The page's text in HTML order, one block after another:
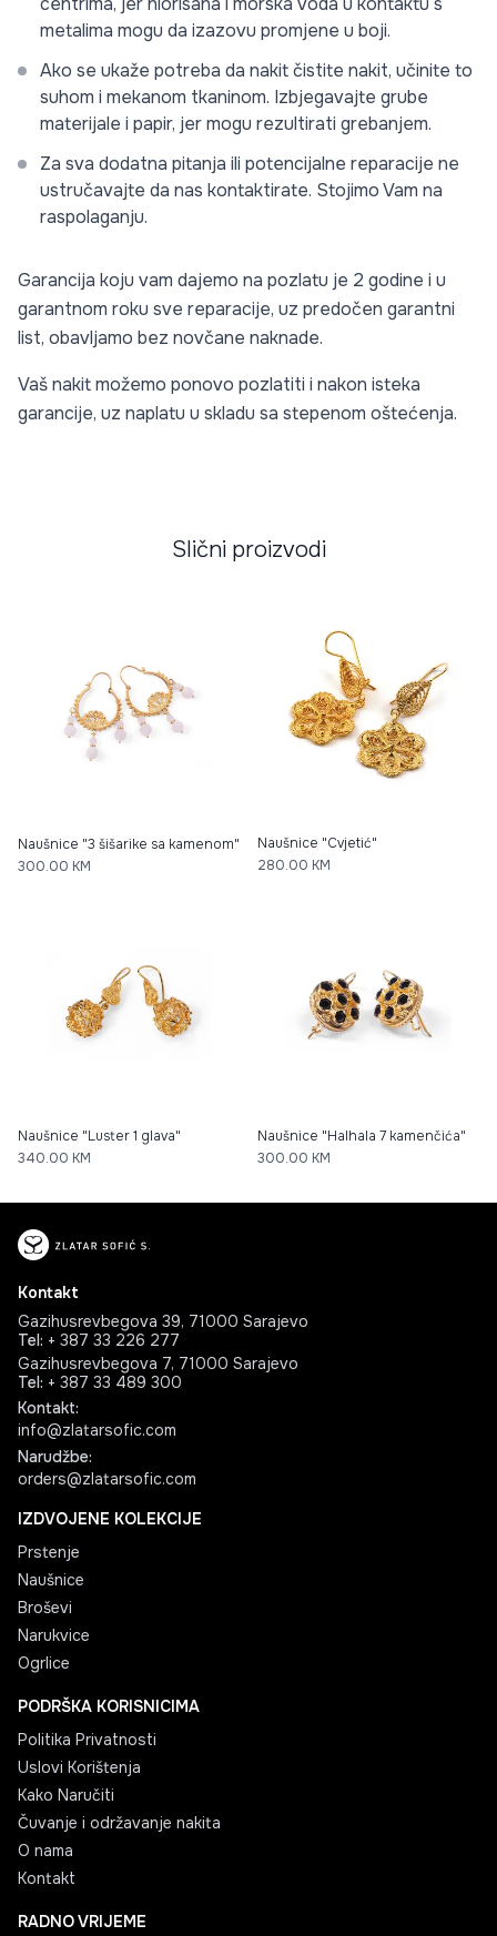
metalima mogu da izazovu promjene u boji.
Ako se ukaže potreba da nakit čistite nakit, učinite to
suhom i mekanom tkaninom. Izbjegavajte grube
materijale i papir, jer mogu rezultirati grebanjem.
Za sva dodatna pitanja ili potencijalne reparacije ne
ustručavajte da nas kontaktirate. Stojimo Vam na
raspolaganju.
Garancija koju vam dajemo na pozlatu je 2 godine i u
garantnom roku sve reparacije, uz predočen garantni
list, obavljamo bez novčane naknade.
Vaš nakit možemo ponovo pozlatiti i nakon isteka
garancije, uz naplatu u skladu sa stepenom oštećenja.
Slični proizvodi
Naušnice "3 šišarike sa kamenom"
300.00 KM
Naušnice "Cvjetić"
280.00 KM
Naušnice "Luster 1 glava"
340.00 KM
Naušnice "Halhala 7 kamenčića"
300.00 KM
Kontakt
Gazihusrevbegova 39, 71000 Sarajevo
Tel: + 387 33 226 277
Gazihusrevbegova 7, 71000 Sarajevo
Tel: + 387 33 489 300
Kontakt:
info@zlatarsofic.com
Narudžbe:
orders@zlatarsofic.com
IZDVOJENE KOLEKCIJE
Prstenje
Naušnice
Broševi
Narukvice
Ogrlice
PODRŠKA KORISNICIMA
Politika Privatnosti
Uslovi Korištenja
Kako Naručiti
Čuvanje i održavanje nakita
O nama
Kontakt
RADNO VRIJEME